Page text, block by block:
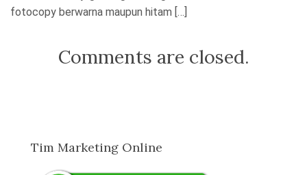
fotocopy berwarna maupun hitam […]
Comments are closed.
Tim Marketing Online